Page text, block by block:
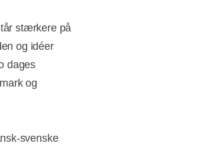
stærkere på
og idéer
dages
og
svenske